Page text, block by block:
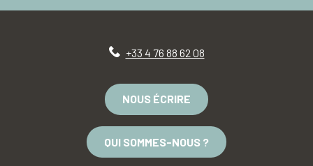
+33 4 76 88 62 08
NOUS ÉCRIRE
QUI SOMMES-NOUS ?